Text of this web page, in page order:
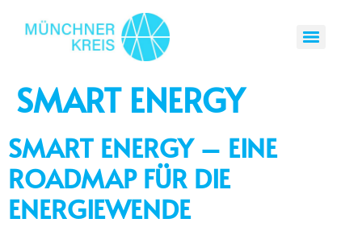
SMART ENERGY
SMART ENERGY – EINE
ROADMAP FÜR DIE
ENERGIEWENDE